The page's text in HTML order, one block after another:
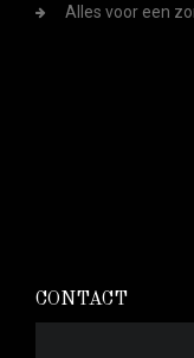
Alles voor een
CONTACT